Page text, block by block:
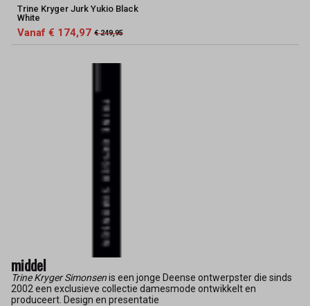
Trine Kryger Jurk Yukio Black
White
Vanaf € 174,97 € 249,95
middel
Trine Kryger Simonsenis een jonge Deense ontwerpster die sinds
2002 een exclusieve collectie damesmode ontwikkelt en
produceert. Design en presentatie